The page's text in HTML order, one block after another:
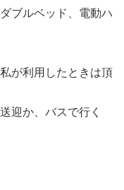
ブルベッド、電動ハ
が利用したときは頂
迎か、バスで行く